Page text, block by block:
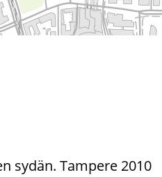
sydän. Tam­pe­re 2010